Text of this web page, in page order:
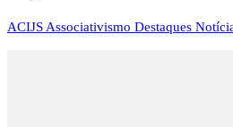
ACIJS Associativismo Destaques